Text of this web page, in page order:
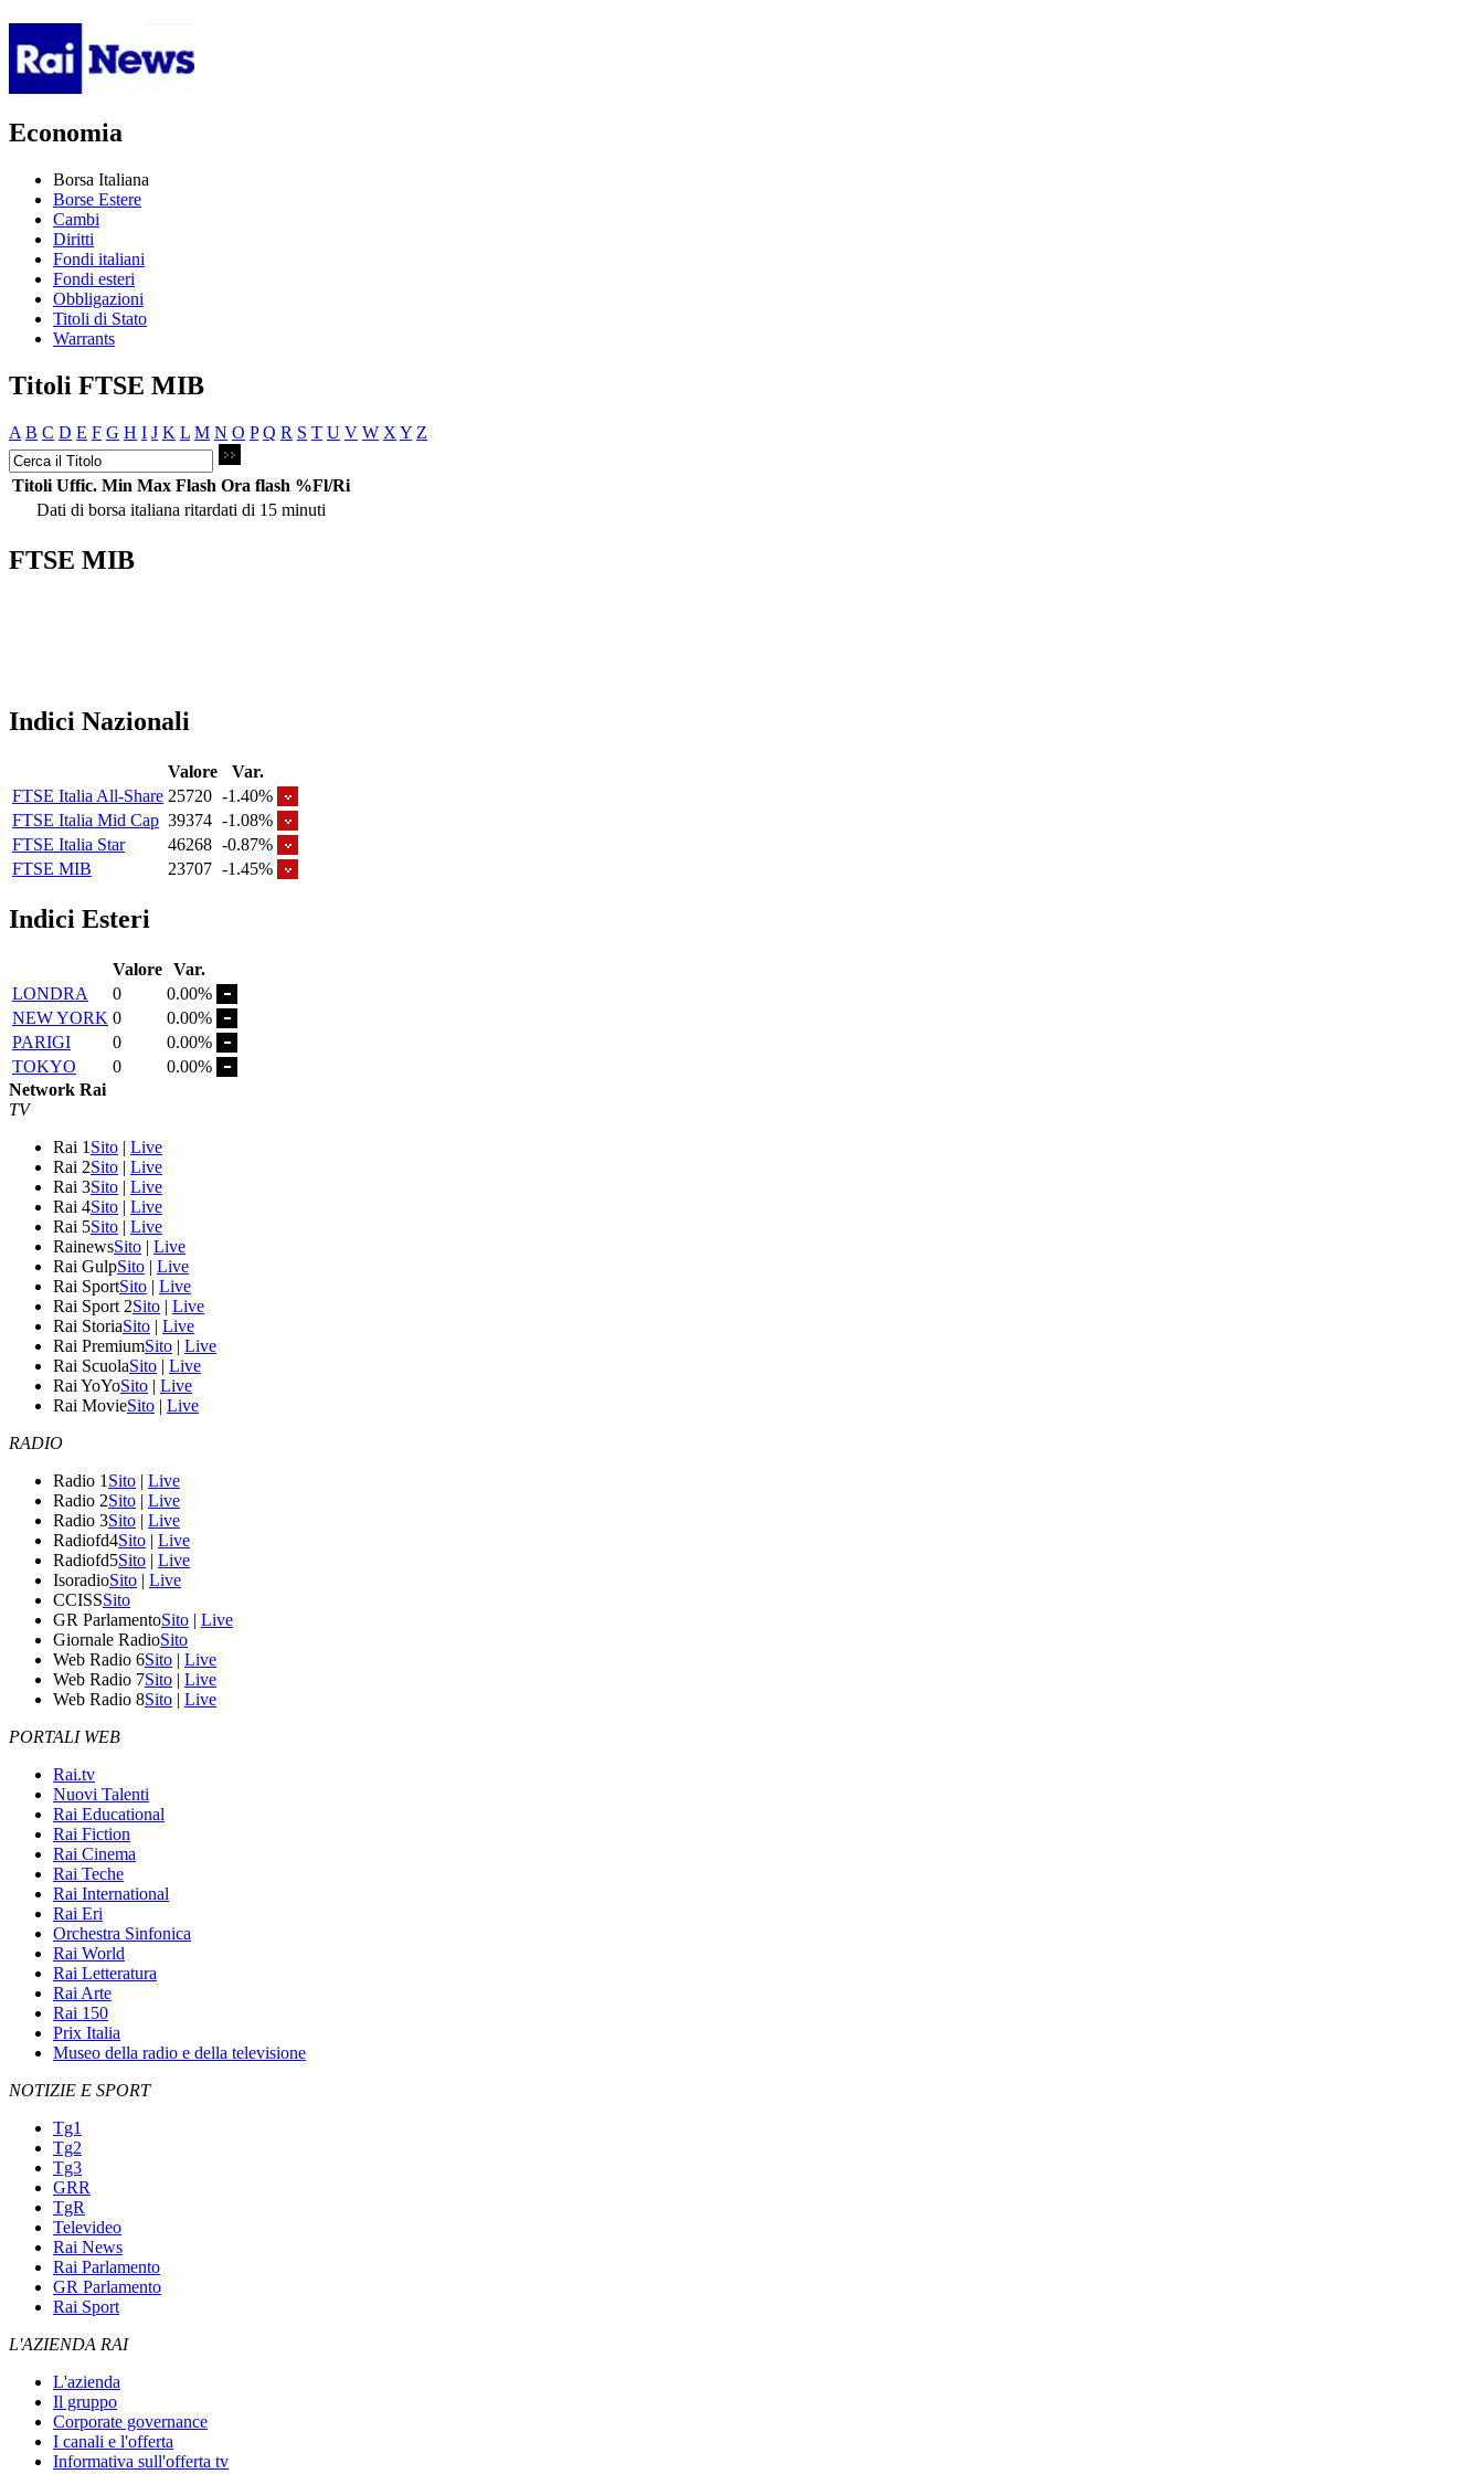
Economia
Borsa Italiana
Borse Estere
Cambi
Diritti
Fondi italiani
Fondi esteri
Obbligazioni
Titoli di Stato
Warrants
Titoli FTSE MIB
A B C D E F G H I J K L M N O P Q R S T U V W X Y Z
Titoli Uffic. Min Max Flash Ora flash %Fl/Ri
Dati di borsa italiana ritardati di 15 minuti
FTSE MIB
Indici Nazionali
Valore
Var.
FTSE Italia All-Share 25720 -1.40%
FTSE Italia Mid Cap 39374 -1.08%
FTSE Italia Star
46268 -0.87%
FTSE MIB
23707 -1.45%
Indici Esteri
Valore Var.
LONDRA
0
0.00%
NEW YORK 0
0.00%
PARIGI
0
0.00%
TOKYO
0
0.00%
Network Rai
TV
Rai 1 Sito | Live
Rai 2Sito | Live
Rai 3Sito | Live
Rai 4Sito | Live
Rai 5Sito | Live
RainewsSito | Live
Rai GulpSito | Live
Rai SportSito | Live
Rai Sport 2Sito | Live
Rai StoriaSito | Live
Rai PremiumSito | Live
Rai ScuolaSito | Live
Rai YoYoSito | Live
Rai MovieSito | Live
RADIO
Radio 1 Sito | Live
Radio 2Sito | Live
Radio 3Sito | Live
Radiofd4Sito | Live
Radiofd5Sito | Live
IsoradioSito | Live
CCISSSito
GR ParlamentoSito | Live
Giornale RadioSito
Web Radio 6Sito | Live
Web Radio 7Sito | Live
Web Radio 8Sito | Live
PORTALI WEB
Rai.tv
Nuovi Talenti
Rai Educational
Rai Fiction
Rai Cinema
Rai Teche
Rai International
Rai Eri
Orchestra Sinfonica
Rai World
Rai Letteratura
Rai Arte
Rai 150
Prix Italia
Museo della radio e della televisione
NOTIZIE E SPORT
Tg1
Tg2
Tg3
GRR
TgR
Televideo
Rai News
Rai Parlamento
GR Parlamento
Rai Sport
L'AZIENDA RAI
L'azienda
Il gruppo
Corporate governance
I canali e l'offerta
Informativa sull'offerta tv